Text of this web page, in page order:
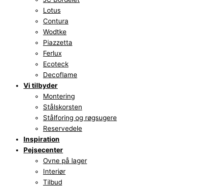
Lotus
Contura
Wodtke
Piazzetta
Ferlux
Ecoteck
Decoflame
Vi tilbyder
Montering
Stålskorsten
Stålforing og røgsugere
Reservedele
Inspiration
Pejsecenter
Ovne på lager
Interiør
Tilbud